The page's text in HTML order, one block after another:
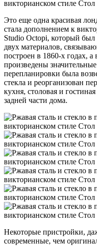
Это еще одна красивая
стала дополнением к
Studio Octopi, который был
двух материалов,
построен в 1860-х годах,
произведены
перепланировки была
стекла и реорганизован
кухня, столовая и
задней части дома.
Некоторые пристройки,
современные, чем